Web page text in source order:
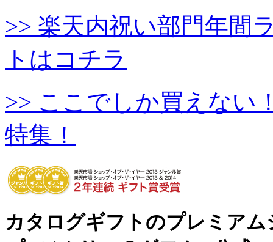
>> 楽天内祝い部門年間
トはコチラ
>> ここでしか買えない
特集！
カタログギフトのプレミアム